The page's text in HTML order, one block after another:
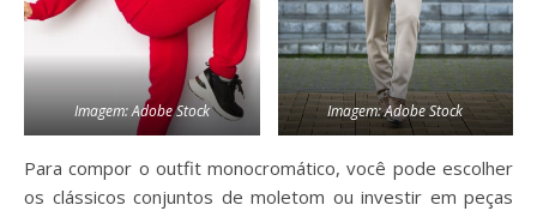
Imagem: Adobe Stock Imagem: Adobe Stock
Para compor o outfit monocromático, você pode escolher
os clássicos conjuntos de moletom ou investir em peças